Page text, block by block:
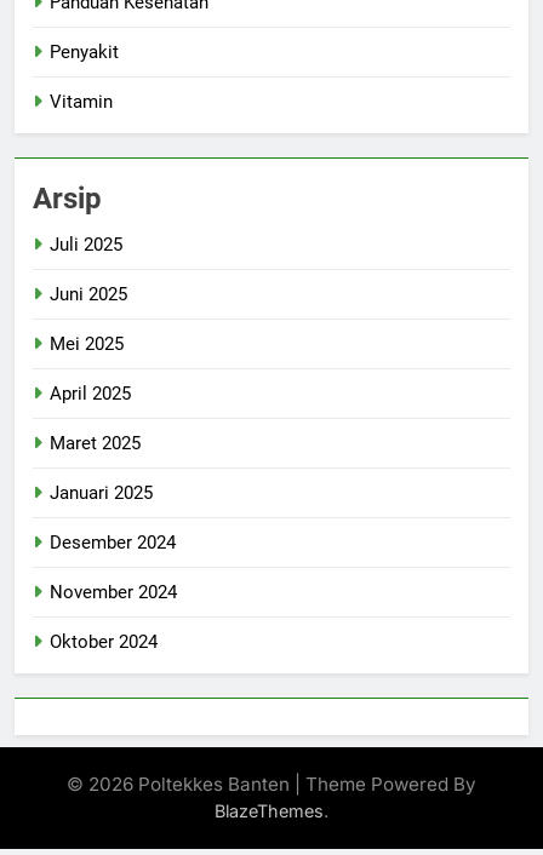
Penyakit
Vitamin
Arsip
Juli 2025
Juni 2025
Mei 2025
April 2025
Maret 2025
Januari 2025
Desember 2024
November 2024
Oktober 2024
© 2026 Poltekkes Banten | Theme Powered By
BlazeThemes.